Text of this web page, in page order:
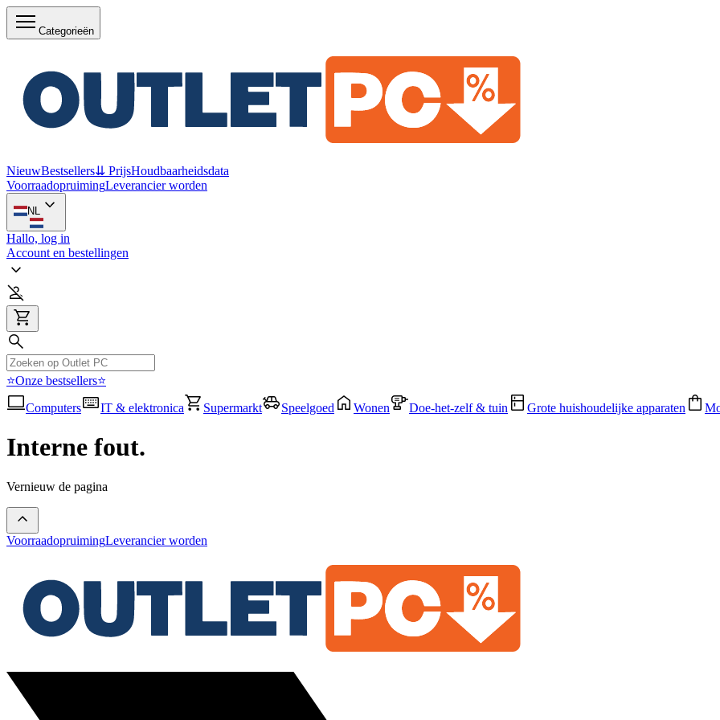
Categorieën
NieuwBestsellers⇊ PrijsHoudbaarheidsdata
VoorraadopruimingLeverancier worden
NL
Hallo, log in
Account en bestellingen
⭐Onze bestsellers⭐
Computers
IT & elektronica Supermarkt Speelgoed Wonen Doe-het-zelf & tuin Grote huishoudelijke apparaten
Interne fout.
Vernieuw de pagina
VoorraadopruimingLeverancier worden